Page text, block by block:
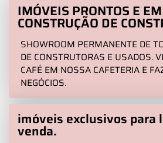
IMÓVEIS PRONTOS E EM
CONSTRUÇÃO DE
SHOWROOM PERMANENTE DE
DE CONSTRUTORAS E USADOS.
CAFÉ EM NOSSA CAFETERIA E
NEGÓCIOS.
imóveis exclusivos para
venda.